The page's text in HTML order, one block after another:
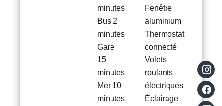
minutes
Bus 2
minutes
Gare
15
minutes
Mer 10
minutes
Fenêtre
aluminium
Thermostat
connecté
Volets
roulants
électriques
Éclairage